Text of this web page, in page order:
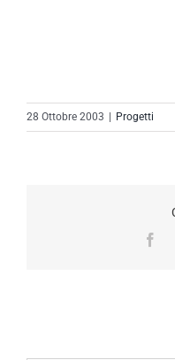
28 Ottobre 2003 | Progetti